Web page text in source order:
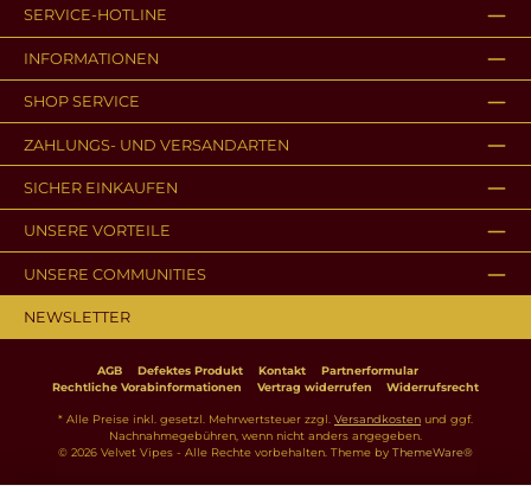
SERVICE-HOTLINE
INFORMATIONEN
SHOP SERVICE
ZAHLUNGS- UND VERSANDARTEN
SICHER EINKAUFEN
UNSERE VORTEILE
UNSERE COMMUNITIES
NEWSLETTER
AGB Defektes Produkt Kontakt
Partnerformular
Rechtliche Vorabinformationen
Vertrag widerrufen Widerrufsrecht
* Alle Preise inkl. gesetzl. Mehrwertsteuer zzgl. Versandkosten und ggf.
Nachnahmegebühren, wenn nicht anders angegeben.
© 2026 Velvet Vipes - Alle Rechte vorbehalten. Theme by ThemeWare®